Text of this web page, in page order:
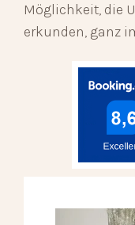
Möglichkeit, die
erkunden, ganz